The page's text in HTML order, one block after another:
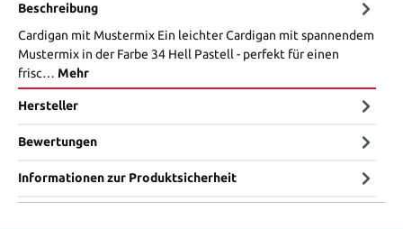
Beschreibung
Cardigan mit Mustermix Ein leichter Cardigan mit spannendem
Mustermix in der Farbe 34 Hell Pastell - perfekt für einen
frisc… Mehr
Hersteller
Bewertungen
Informationen zur Produktsicherheit